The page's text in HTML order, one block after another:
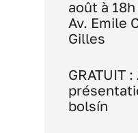
août à
Av. Emile
Gilles
GRATUIT
bolsín